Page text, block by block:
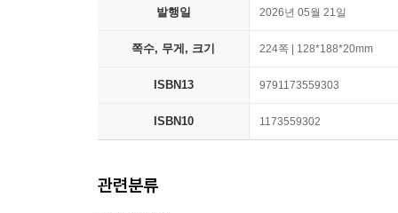
발행일 2026년 05월 21일
쪽수, 무게, 크기 224쪽 | 128*188*20mm
ISBN13 9791173559303
ISBN10 1173559302
관련분류